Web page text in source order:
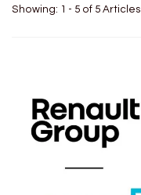
Showing: 1 - 5 of 5 Articles